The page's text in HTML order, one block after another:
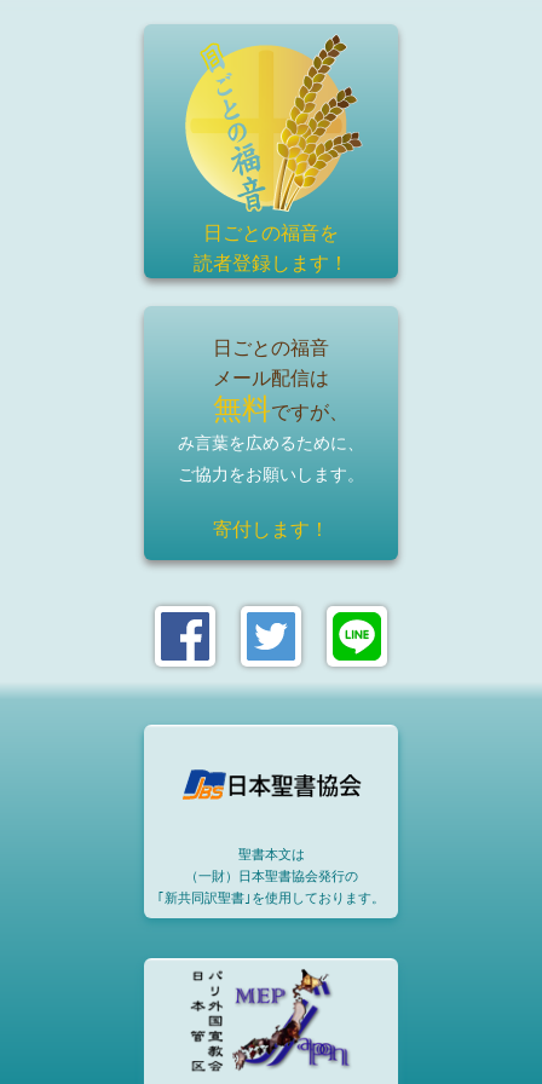
日ごとの福音を
読者登録します！
日ごとの福音
メール配信は
無料ですが、
み言葉を広めるために、
ご協力をお願いします。
寄付します！
聖書本文は
（一財）日本聖書協会発行の
｢新共同訳聖書｣を使用しております。